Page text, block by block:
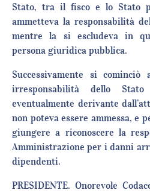
Stato, tra il fisco e lo Stato
ammetteva la responsabilità
mentre la si escludeva in
persona giuridica pubblica.
Successivamente si cominciò
irresponsabilità dello
eventualmente derivante
non poteva essere ammessa, e
giungere a riconoscere la
Amministrazione per i danni
dipendenti.
PRESIDENTE. Onorevole